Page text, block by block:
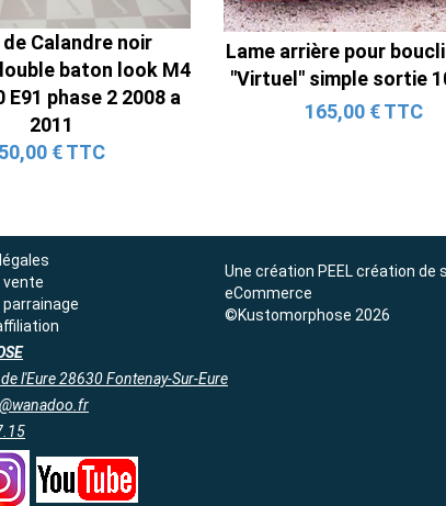
Ligne
avec
Calandre noir
baton look M4
E91 phase 2 2008 a
2011
50,00 € TTC
Lame arrière pour
"Virtuel" simple sortie
165,00 € TTC
vente
Une création PEEL création de
eCommerce
©Kustomorphose 2026
l'Eure 28630 Fontenay-Sur-Eure